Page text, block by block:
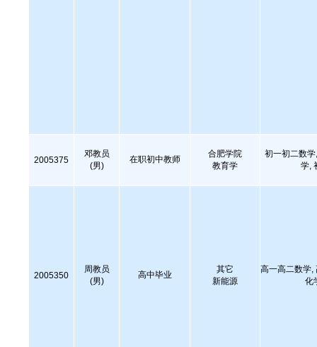
2005375
邓教员
(男)
在职初中教师
合肥学院
教育学
初一初二数
学,
2005350
周教员
(男)
高中毕业
其它
新能源
高一高二数学,
化